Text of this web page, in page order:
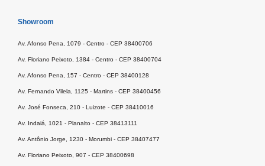
Showroom
Av. Afonso Pena, 1079 - Centro - CEP 38400706
Av. Floriano Peixoto, 1384 - Centro - CEP 38400704
Av. Afonso Pena, 157 - Centro - CEP 38400128
Av. Fernando Vilela, 1125 - Martins - CEP 38400456
Av. José Fonseca, 210 - Luizote - CEP 38410016
Av. Indaiá, 1021 - Planalto - CEP 38413111
Av. Antônio Jorge, 1230 - Morumbi - CEP 38407477
Av. Floriano Peixoto, 907 - CEP 38400698